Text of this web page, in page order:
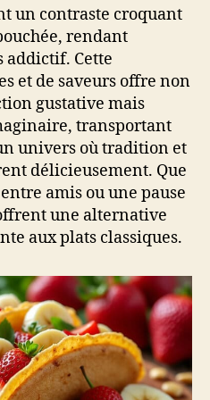
un contraste croquant
rendant
addictif. Cette
et de saveurs offre non
gustative mais
transportant
univers où tradition et
délicieusement. Que
amis ou une pause
une alternative
aux plats classiques.